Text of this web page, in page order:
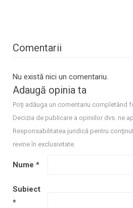
Comentarii
Nu există nici un comentariu.
Adaugă opinia ta
Poţi adăuga un comentariu completând
Decizia de publicare a opiniilor dvs. ne
Responsabilitatea juridică pentru
revine în exclusivitate.
Nume *
Subiect
*